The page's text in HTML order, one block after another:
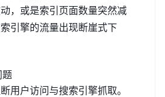
，或是索引页面数量突然减
引擎的流量出现断崖式下
题
用户访问与搜索引擎抓取。